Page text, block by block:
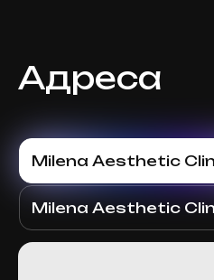
Адреса
Milena Aesthetic
Milena Aesthetic